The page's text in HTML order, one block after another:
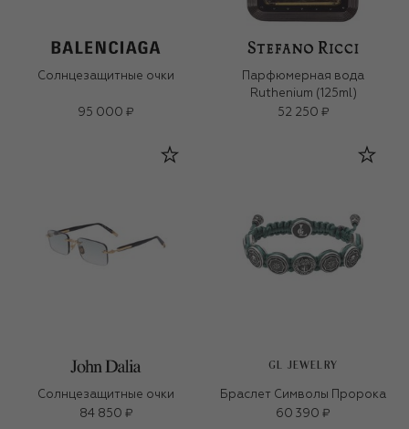
Солнцезащитные очки
95 000 ₽
Парфюмерная вода
Ruthenium (125ml)
52 250 ₽
Солнцезащитные очки
84 850 ₽
GL JEWELRY
Браслет Символы Пророка
60 390 ₽